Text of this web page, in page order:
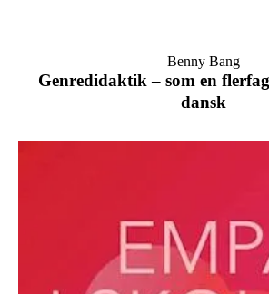
Genredidaktik – som en
dansk
Benny Bang